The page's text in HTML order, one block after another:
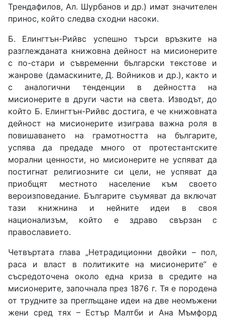
Трендафилов, Ал. Шурбанов и др.) имат значителен
принос, който следва сходни насоки.
Б. Елингтън-Рийвс успешно търси връзките на
разглежданата книжовна дейност на мисионерите
с по-стари и съвременни български текстове и
жанрове (дамаскините, Д. Войников и др.), както и
с аналогични тенденции в дейността на
мисионерите в други части на света. Изводът, до
който Б. Елингтън-Рийвс достига, е че книжовната
дейност на мисионерите изиграва важна роля в
повишаването на грамотността на българите,
успява да предаде много от протестантските
морални ценности, но мисионерите не успяват да
постигнат религиозните си цели, не успяват да
приобщят местното население към своето
вероизповедание. Българите съумяват да включат
тази книжнина и нейните идеи в своя
национализъм, който е здраво свързан с
православието.
Четвъртата глава „Нетрадиционни двойки – пол,
раса и власт в политиките на мисионерите” е
съсредоточена около една криза в средите на
мисионерите, започнала през 1876 г. Тя е породена
от трудните за преглъщане идеи на две неомъжени
жени сред тях – Естър Малтби и Ана Мъмфорд